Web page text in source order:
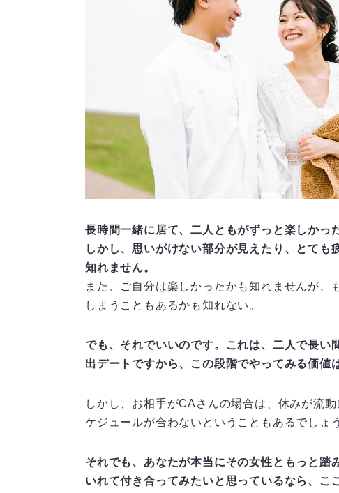
長時間一緒に居て、二人ともがずっと楽しかっ
しかし、思いがけない部分が見えたり、とて
知れません。
また、ご自分は楽しかったかも知れませんが
しまうこともあるかも知れない。
でも、それでいいのです。これは、二人で長い
出デートですから、この段階でやってみる価値
しかし、お相手がCAさんの場合は、休みが流
ケジュールが合わないということもあるでしょ
それでも、あなたが本当にその女性ともっと踏
いれて付き合ってみたいと思っているなら、こ